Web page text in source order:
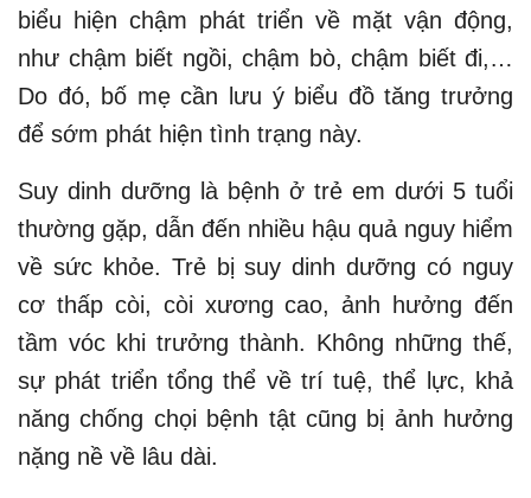
biểu hiện chậm phát triển về mặt vận động,
như chậm biết ngồi, chậm bò, chậm biết đi,…
Do đó, bố mẹ cần lưu ý biểu đồ tăng trưởng
để sớm phát hiện tình trạng này.
Suy dinh dưỡng là bệnh ở trẻ em dưới 5 tuổi
thường gặp, dẫn đến nhiều hậu quả nguy hiểm
về sức khỏe. Trẻ bị suy dinh dưỡng có nguy
cơ thấp còi, còi xương cao, ảnh hưởng đến
tầm vóc khi trưởng thành. Không những thế,
sự phát triển tổng thể về trí tuệ, thể lực, khả
năng chống chọi bệnh tật cũng bị ảnh hưởng
nặng nề về lâu dài.